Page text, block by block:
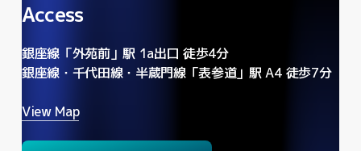
Access
銀座線「外苑前」駅 1a出口 徒歩4分
銀座線・千代田線・半蔵門線「表参道」駅 A4 徒歩7分
View Map